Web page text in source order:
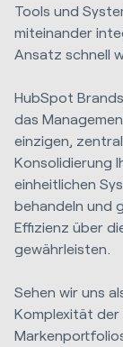
Tools und
miteinander
Ansatz schnell
HubSpot
das
einzigen,
Konsolidierung
einheitlichen
behandeln und
Effizienz über
gewährleisten.
Sehen wir uns
Komplexität der